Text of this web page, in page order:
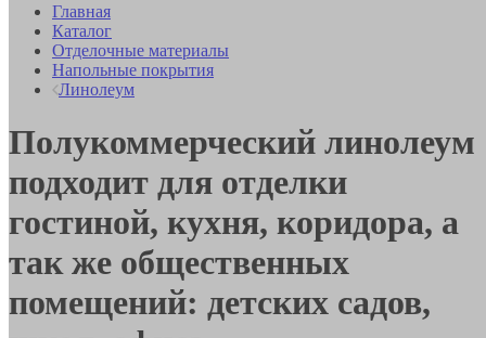
Главная
Каталог
Отделочные материалы
Напольные покрытия
Линолеум
Полукоммерческий линолеум
подходит для отделки
гостиной, кухня, коридора, а
так же общественных
помещений: детских садов,